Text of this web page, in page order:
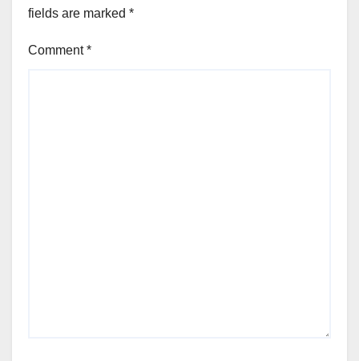
fields are marked *
Comment*